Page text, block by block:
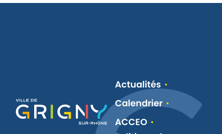
Actualités
Calendrier
ACCEO